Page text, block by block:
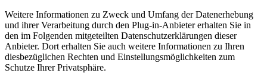
Weitere Informationen zu Zweck und Umfang der Datenerhebung
und ihrer Verarbeitung durch den Plug-in-Anbieter erhalten Sie in
den im Folgenden mitgeteilten Datenschutzerklärungen dieser
Anbieter. Dort erhalten Sie auch weitere Informationen zu Ihren
diesbezüglichen Rechten und Einstellungsmöglichkeiten zum
Schutze Ihrer Privatsphäre.